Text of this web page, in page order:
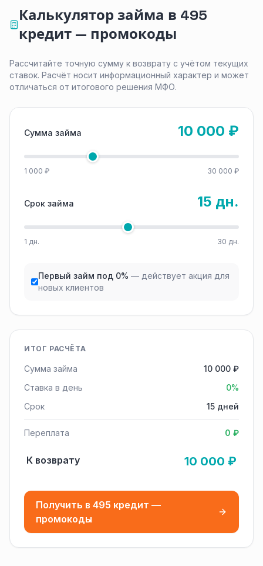
Калькулятор займа в 495
кредит — промокоды
Рассчитайте точную сумму к возврату с учётом текущих
ставок. Расчёт носит информационный характер и может
отличаться от итогового решения МФО.
Сумма займа 10 000 ₽
1 000 ₽ 30 000 ₽
Срок займа 15 дн.
1 дн. 30 дн.
Первый займ под 0% — действует акция для
новых клиентов
ИТОГ РАСЧЁТА
Сумма займа
10 000 ₽
Ставка в день
0%
Срок
15 дней
Переплата 0 ₽
К возврату 10 000 ₽
Получить в 495 кредит —
промокоды